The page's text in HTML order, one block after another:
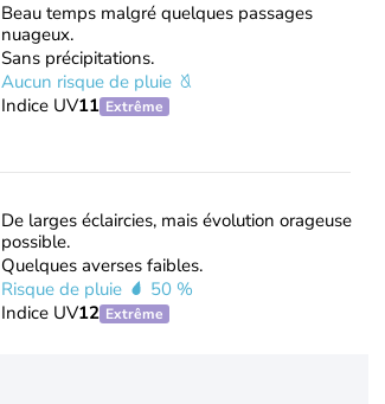
Beau temps malgré quelques passages
nuageux.
Sans précipitations.
Aucun risque de pluie
Indice UV11 Extrême
De larges éclaircies, mais évolution orageuse
possible.
Quelques averses faibles.
Risque de pluie
50 %
Indice UV12 Extrême